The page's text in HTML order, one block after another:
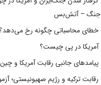
جنگ – آتش‌بس
خطای محاسباتی چگونه رخ
آمریکا در پی چیست؟
پیامدهای جانبی رقابت آمریکا و چین
رقابت ترکیه و رژیم صهیونیستی؛